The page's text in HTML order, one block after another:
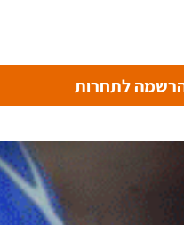
לתחרות